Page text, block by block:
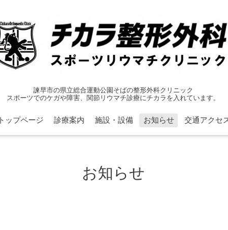
諫早市の県立総合運動公園そばの整形外科クリニック
スポーツでのケガや障害、関節リウマチ診療にチカラを入れています。
トップページ 診療案内 施設・設備 お知らせ 交通アクセ
お知らせ